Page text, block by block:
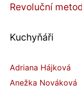
Revoluční
Kuchyňáři
Adriana Hájková
Anežka Nováková